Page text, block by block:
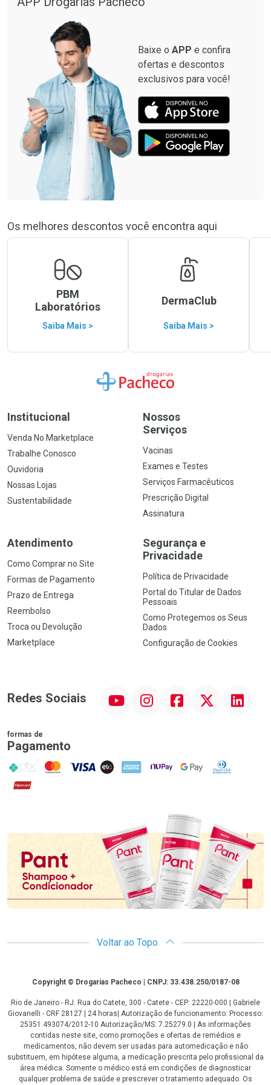
Baixe o APP e confira
ofertas e descontos
exclusivos para você!
Os melhores descontos você encontra aqui
PBM
Laboratórios
Saiba Mais >
DermaClub
Saiba Mais >
Ir para a Home
Institucional
Venda No Marketplace
Trabalhe Conosco
Ouvidoria
Nossas Lojas
Sustentabilidade
Nossos
Serviços
Vacinas
Exames e Testes
Serviços Farmacêuticos
Prescrição Digital
Assinatura
Atendimento
Como Comprar no Site
Formas de Pagamento
Prazo de Entrega
Reembolso
Troca ou Devolução
Marketplace
Segurança e
Privacidade
Política de Privacidade
Portal do Titular de Dados
Pessoais
Como Protegemos os Seus
Dados
Configuração de Cookies
Redes Sociais InstagramFacebook Linkedin
formas de
Pagamento
PIX MasterCard
VISA ELO AMEX NuPay Google PayDiners Club
Hipercard
Promoção em Destaque
Voltar ao Topo
CopyrightCopyright © Drogarias Pacheco | CNPJ: 33.438.250/0187-08
Rio de Janeiro - RJ: Rua do Catete, 300 - Catete - CEP: 22220-000 | Gabriele
Giovanelli - CRF 28127 | 24 horas| Autorização de funcionamento: Processo:
25351.493074/2012-10 Autorização/MS: 7.25279.0 | As informações
contidas neste site, como promoções e ofertas de remédios e
medicamentos, não devem ser usadas para automedicação e não
substituem, em hipótese alguma, a medicação prescrita pelo profissional da
área médica. Somente o médico está em condições de diagnosticar
qualquer problema de saúde e prescrever o tratamento adequado. Os